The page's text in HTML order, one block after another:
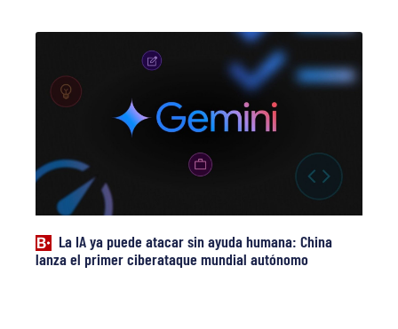
La IA ya puede atacar sin ayuda humana: China
lanza el primer ciberataque mundial autónomo